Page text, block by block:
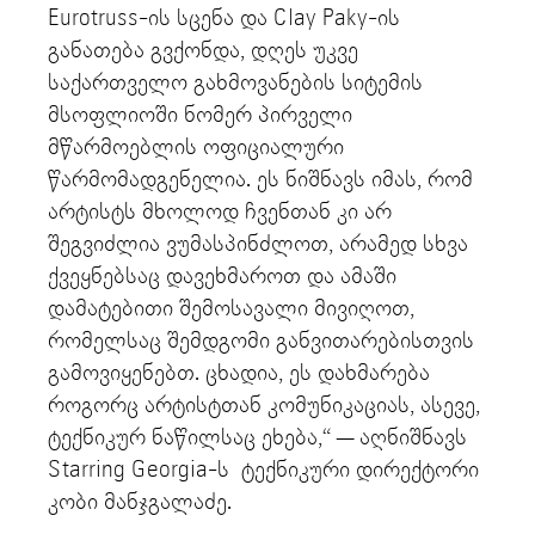
Eurotruss-ის სცენა და Clay Paky-ის
განათება გვქონდა, დღეს უკვე
საქართველო გახმოვანების სიტემის
მსოფლიოში ნომერ პირველი
მწარმოებლის ოფიციალური
წარმომადგენელია. ეს ნიშნავს იმას, რომ
არტისტს მხოლოდ ჩვენთან კი არ
შეგვიძლია ვუმასპინძლოთ, არამედ სხვა
ქვეყნებსაც დავეხმაროთ და ამაში
დამატებითი შემოსავალი მივიღოთ,
რომელსაც შემდგომი განვითარებისთვის
გამოვიყენებთ. ცხადია, ეს დახმარება
როგორც არტისტთან კომუნიკაციას, ასევე,
ტექნიკურ ნაწილსაც ეხება,“ — აღნიშნავს
Starring Georgia-ს ტექნიკური დირექტორი
კობი მანჯგალაძე.